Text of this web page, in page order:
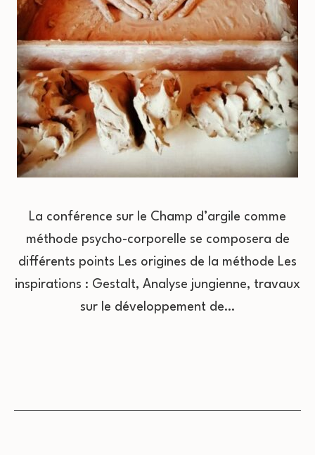
La conférence sur le Champ d’argile comme
méthode psycho-corporelle se composera de
différents points Les origines de la méthode Les
inspirations : Gestalt, Analyse jungienne, travaux
sur le développement de…